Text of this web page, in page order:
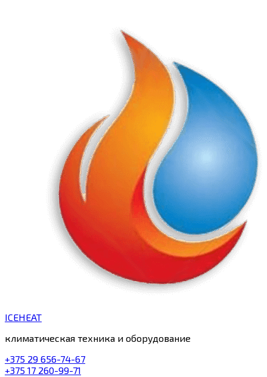
ICEHEAT
климатическая техника и оборудование
+375 29 656-74-67
+375 17 260-99-71